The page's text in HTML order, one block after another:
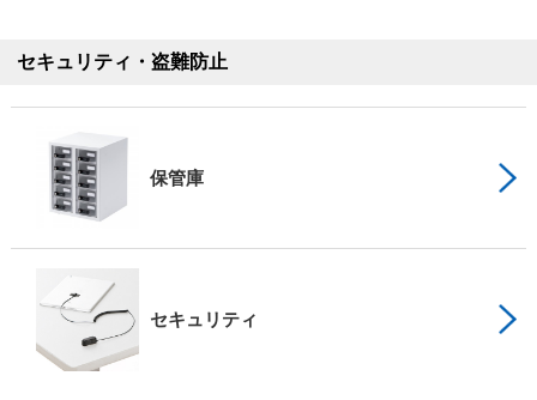
セキュリティ・盗難防止
保管庫
セキュリティ